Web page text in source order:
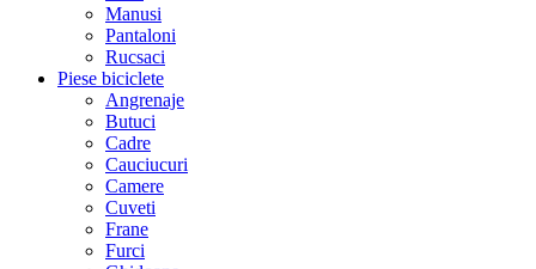
Manusi
Pantaloni
Rucsaci
Piese biciclete
Angrenaje
Butuci
Cadre
Cauciucuri
Camere
Cuveti
Frane
Furci